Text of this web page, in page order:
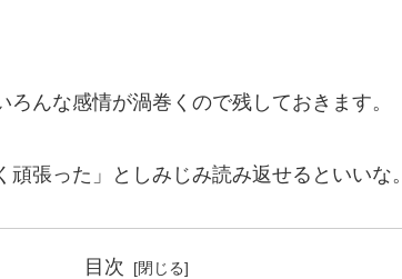
んな感情が渦巻くので残しておきます。
張った」としみじみ読み返せるといいな。
目次